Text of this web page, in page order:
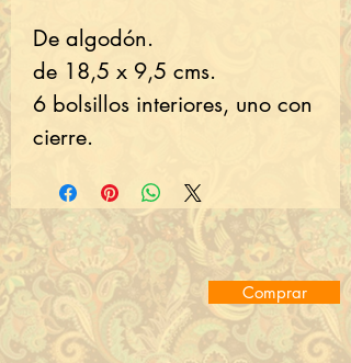
De algodón.
de 18,5 x 9,5 cms.
6 bolsillos interiores, uno con
cierre.
Comprar